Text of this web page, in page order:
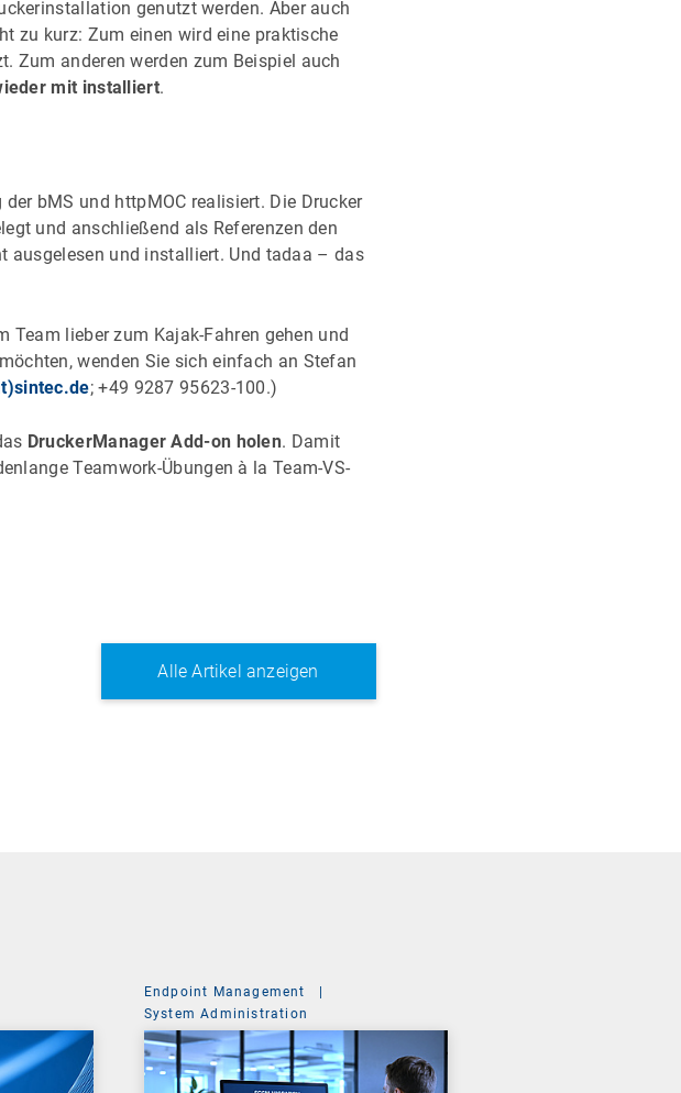
genutzt werden. Aber auch
zu kurz: Zum einen wird eine praktische
Zum anderen werden zum Beispiel auch
mit installiert.
bMS und httpMOC realisiert. Die Drucker
und anschließend als Referenzen den
ausgelesen und installiert. Und tadaa – das
Team lieber zum Kajak-Fahren gehen und
wenden Sie sich einfach an Stefan
; +49 9287 95623-100.)
DruckerManager Add-on holen. Damit
Teamwork-Übungen à la Team-VS-
Alle Artikel anzeigen
Endpoint Management
System Administration